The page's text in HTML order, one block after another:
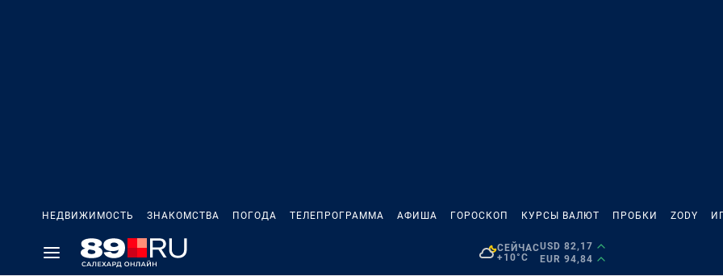
НЕДВИЖИМОСТЬ ЗНАКОМСТВА ПОГОДА ТЕЛЕПРОГРАММА АФИША ГОРОСКОП КУРСЫ ВАЛЮТ ПРОБКИ ZODY
СЕЙЧАС
+10°C
USD 82,17
EUR 94,84